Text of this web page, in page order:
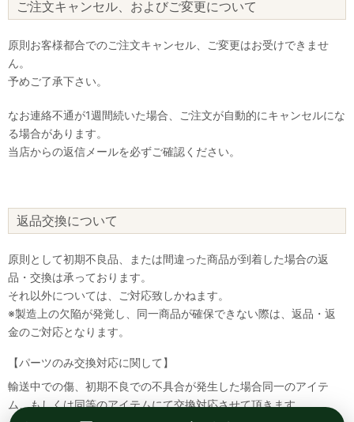
ご注文キャンセル、およびご変更について
原則お客様都合でのご注文キャンセル、ご変更はお受けできませ
ん。
予めご了承下さい。
なお連絡不通が1週間続いた場合、ご注文が自動的にキャンセルにな
る場合があります。
当店からの返信メールを必ずご確認ください。
返品交換について
原則として初期不良品、または間違った商品が到着した場合の返
品・交換は承っております。
それ以外については、ご対応致しかねます。
※製造上の欠陥が発覚し、同一商品が確保できない際は、返品・返
金のご対応となります。
【パーツのみ交換対応に関して】
輸送中での傷、初期不良での不具合が発生した場合同一のアイテ
ム、もしくは同等のアイテムにて交換対応させて頂きます。